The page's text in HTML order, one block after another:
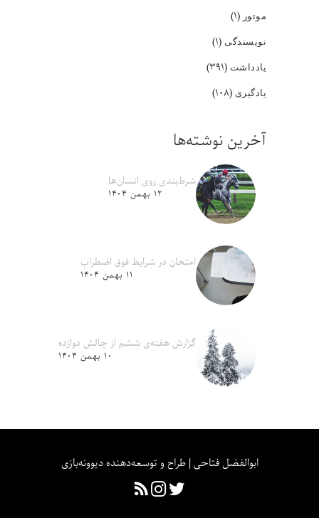
موتور (۱)
نویسندگی (۱)
یادداشت (۳۹۱)
یادگیری (۱۰۸)
آخرین نوشته‌ها
شرط‌بندی روی انسان‌ها
۱۲ بهمن ۱۴۰۴
امتحان در شرایط فوق اضطراب
۱۱ بهمن ۱۴۰۴
گزارش هفته‌ی ششم از چالش دوازده
۱۰ بهمن ۱۴۰۴
ابوالفضل فتاحی | طراح و توسعه‌دهنده دیوونه‌بازی